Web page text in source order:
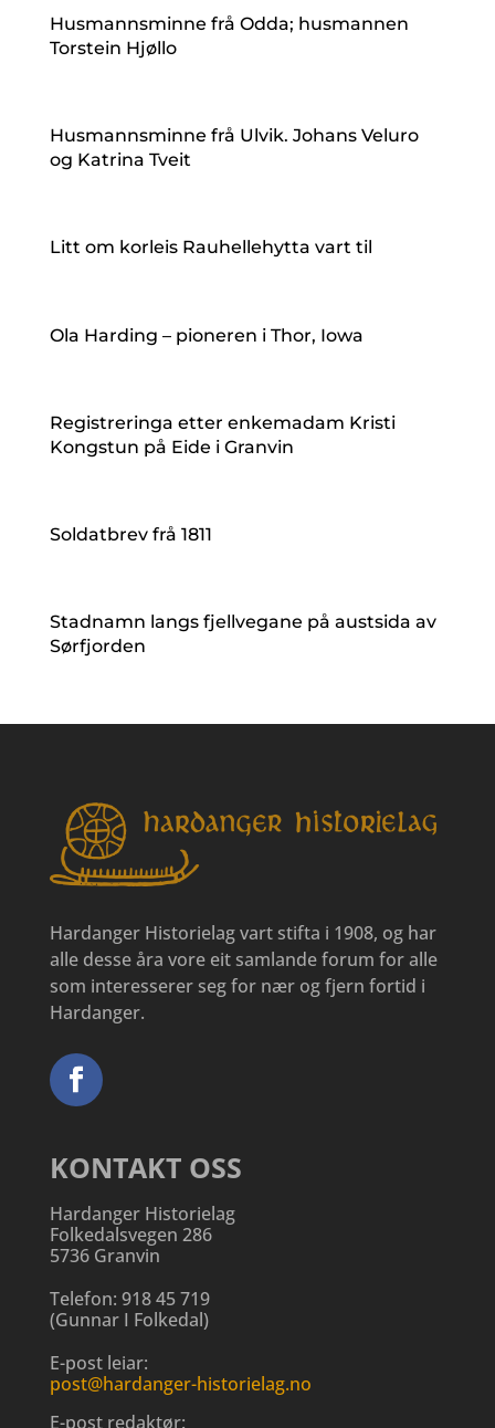
Husmannsminne frå Odda; husmannen
Torstein Hjøllo
Husmannsminne frå Ulvik. Johans Veluro
og Katrina Tveit
Litt om korleis Rauhellehytta vart til
Ola Harding – pioneren i Thor, Iowa
Registreringa etter enkemadam Kristi
Kongstun på Eide i Granvin
Soldatbrev frå 1811
Stadnamn langs fjellvegane på austsida av
Sørfjorden
Hardanger Historielag vart stifta i 1908, og har
alle desse åra vore eit samlande forum for alle
som interesserer seg for nær og fjern fortid i
Hardanger.
KONTAKT OSS
Hardanger Historielag
Folkedalsvegen 286
5736 Granvin
Telefon: 918 45 719
(Gunnar I Folkedal)
E-post leiar:
post@hardanger-historielag.no
E-post redaktør: